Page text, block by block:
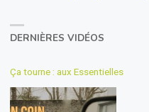
DERNIÈRES VIDÉOS
Ça tourne : aux Essentielles